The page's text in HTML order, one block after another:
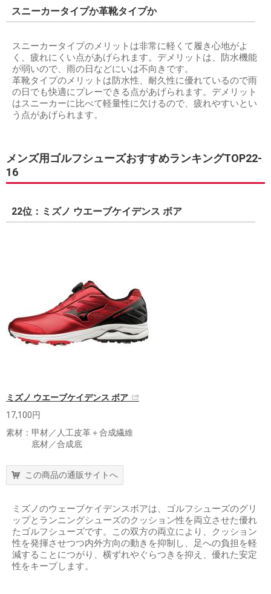
スニーカータイプか革靴タイプか
スニーカータイプのメリットは非常に軽くて履き心地がよ
く、疲れにくい点があげられます。デメリットは、防水機能
が弱いので、雨の日などにいは不向きです。
革靴タイプのメリットは防水性、耐久性に優れているので雨
の日でも快適にプレーできる点があげられます。デメリット
はスニーカーに比べて軽量性に欠けるので、疲れやすいとい
う点があげられます。
メンズ用ゴルフシューズおすすめランキングTOP22-
16
22位：ミズノ ウエーブケイデンス ボア
ミズノ ウエーブケイデンス ボア
17,100円
素材：甲材／人工皮革＋合成繊維
底材／合成底
この商品の通販サイトへ
ミズノのウェーブケイデンスボアは、ゴルフシューズのグリ
ップとランニングシューズのクッション性を両立させた優れ
たゴルフシューズです。この双方の両立により、クッション
性を発揮させつつ内外方向の動きを抑制し、足への負担を軽
減することにつがり、横ずれやぐらつきを抑え、優れた安定
性をキープします。